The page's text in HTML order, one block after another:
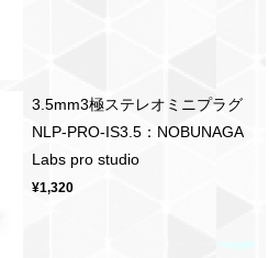
3.5mm3極ステレオミニプラグ
NLP-PRO-IS3.5：NOBUNAGA
Labs pro studio
¥1,320